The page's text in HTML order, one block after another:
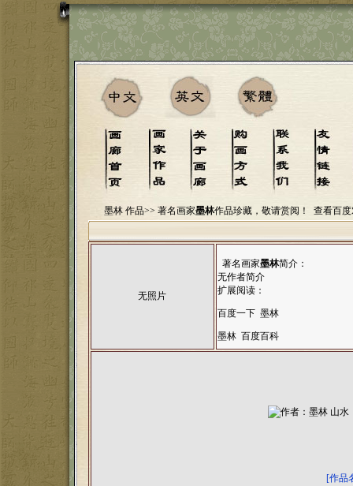
墨林 作品>> 著名画家墨林作品珍藏，敬请赏阅！ 查看百度
无照片
著名画家墨林简介：
无作者简介
扩展阅读：
百度一下 墨林
墨林 百度百科
[作品